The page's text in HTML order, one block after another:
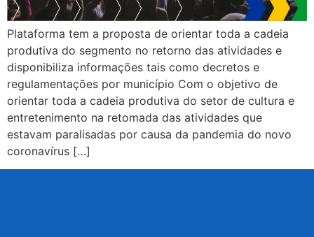
Plataforma tem a proposta de orientar toda a cadeia
produtiva do segmento no retorno das atividades e
disponibiliza informações tais como decretos e
regulamentações por município Com o objetivo de
orientar toda a cadeia produtiva do setor de cultura e
entretenimento na retomada das atividades que
estavam paralisadas por causa da pandemia do novo
coronavírus […]